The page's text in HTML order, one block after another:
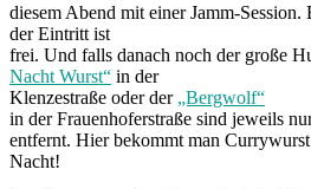
diesem Abend mit einer Jamm-
der Eintritt ist
frei. Und falls danach noch der große
Nacht Wurst“ in der
Klenzestraße oder der „Bergwolf“
in der Frauenhoferstraße sind jeweils
entfernt. Hier bekommt man
Nacht!